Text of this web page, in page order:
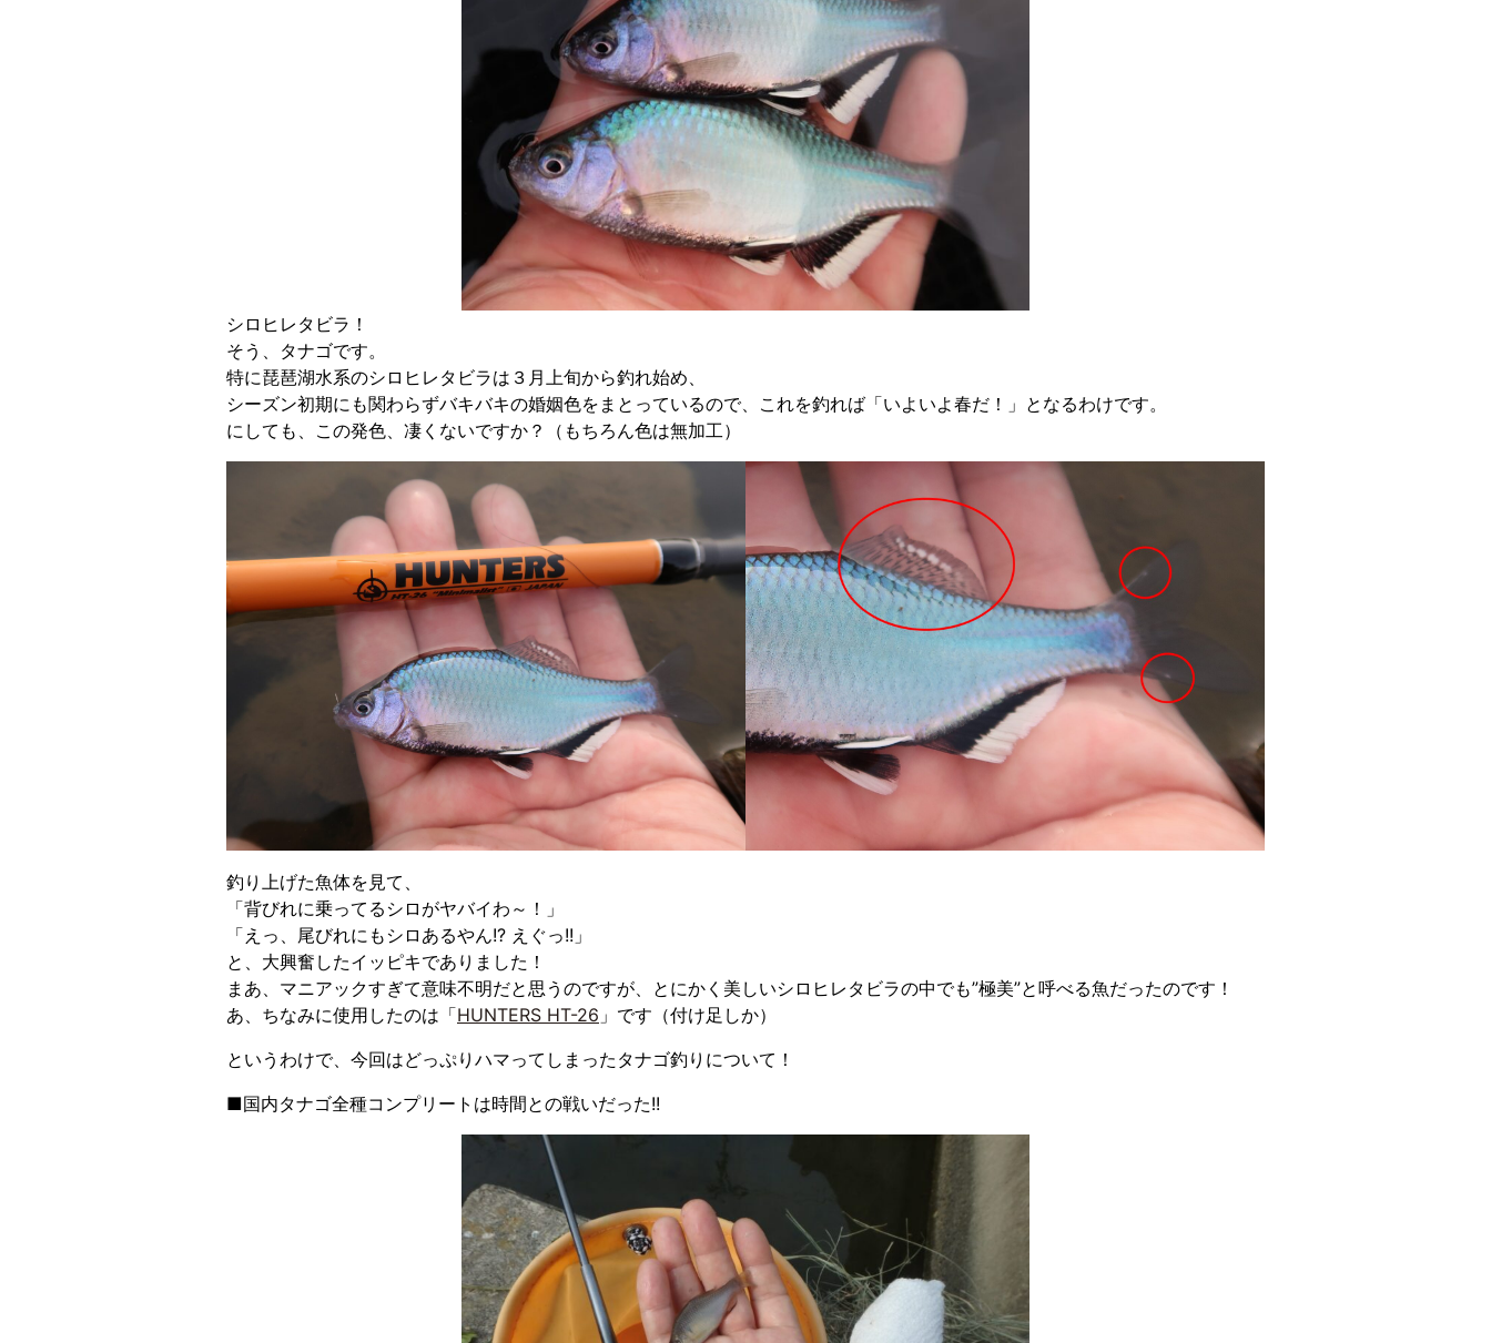
シロヒレタビラ！
そう、タナゴです。
特に琵琶湖水系のシロヒレタビラは３月上旬から釣れ始め、
シーズン初期にも関わらずバキバキの婚姻色をまとっているので、これを釣れば「いよいよ春だ！」となるわけです。
にしても、この発色、凄くないですか？（もちろん色は無加工）
釣り上げた魚体を見て、
「背びれに乗ってるシロがヤバイわ～！」
「えっ、尾びれにもシロあるやん!? えぐっ!!」
と、大興奮したイッピキでありました！
まあ、マニアックすぎて意味不明だと思うのですが、とにかく美しいシロヒレタビラの中でも”極美”と呼べる魚だったのです！
あ、ちなみに使用したのは「HUNTERS HT-26 」です（付け足しか）
というわけで、今回はどっぷりハマってしまったタナゴ釣りについて！
■国内タナゴ全種コンプリートは時間との戦いだった!!